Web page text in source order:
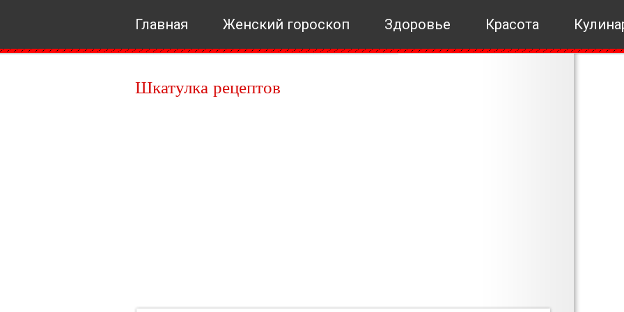
Главная Женский гороскоп Здоровье Красота
Шкатулка рецептов